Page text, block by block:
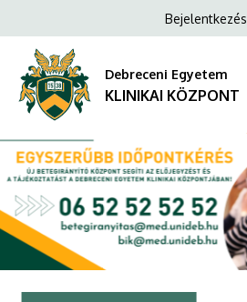
KÖZPONT
Anonim
fiók
menüje
Bejelentkezés
Debreceni Egyetem
KLINIKAI KÖZPONT
DIAVETÍTÉS